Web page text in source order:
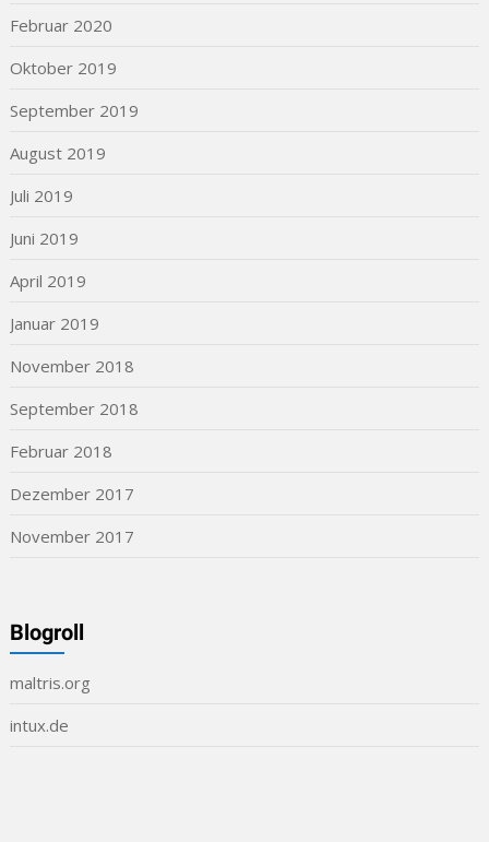
Februar 2020
Oktober 2019
September 2019
August 2019
Juli 2019
Juni 2019
April 2019
Januar 2019
November 2018
September 2018
Februar 2018
Dezember 2017
November 2017
Blogroll
maltris.org
intux.de